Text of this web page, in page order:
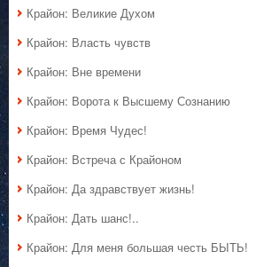
Крайон: Великие Духом
Крайон: Власть чувств
Крайон: Вне времени
Крайон: Ворота к Высшему Сознанию
Крайон: Время Чудес!
Крайон: Встреча с Крайоном
Крайон: Да здравствует жизнь!
Крайон: Дать шанс!..
Крайон: Для меня большая честь БЫТЬ!